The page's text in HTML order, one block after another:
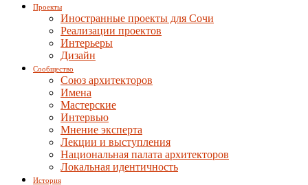
Проекты
Иностранные проекты для Сочи
Реализации проектов
Интерьеры
Дизайн
Сообщество
Союз архитекторов
Имена
Мастерские
Интервью
Мнение эксперта
Лекции и выступления
Национальная палата архитекторов
Локальная идентичность
История